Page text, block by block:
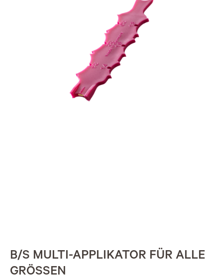
B/S MULTI-APPLIKATOR FÜR ALLE
GRÖSSEN